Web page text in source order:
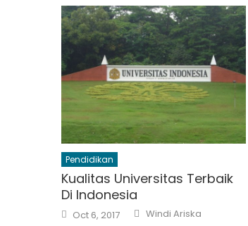
Pendidikan
Kualitas Universitas Terbaik
Di Indonesia
Posted
on
Oct 6, 2017 Author
Windi Ariska